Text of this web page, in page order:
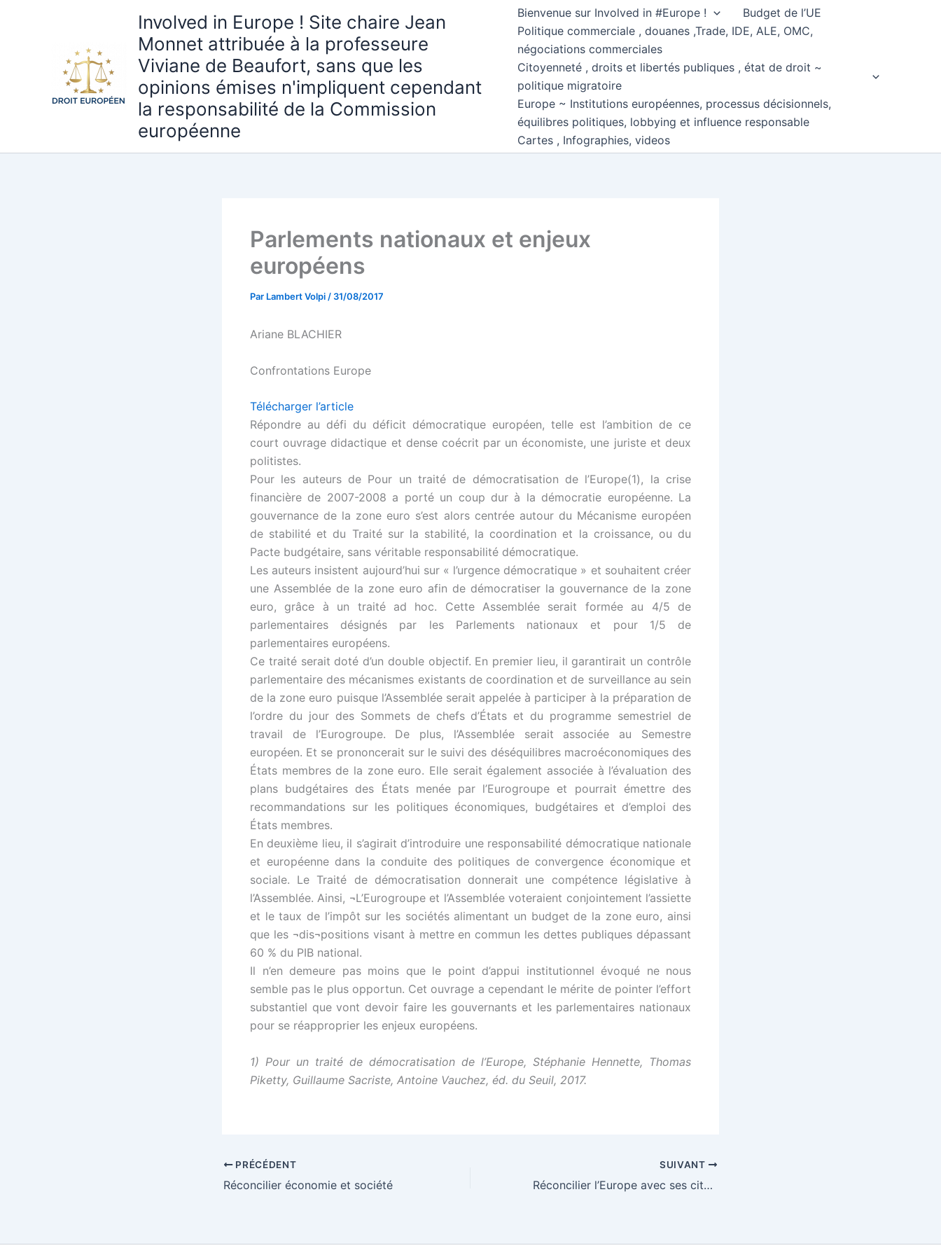
Involved in Europe ! Site chaire Jean
Monnet attribuée à la professeure
Viviane de Beaufort, sans que les
opinions émises n'impliquent cependant
la responsabilité de la Commission
européenne
Bienvenue sur Involved in #Europe !
Budget de l’UE
Politique commerciale , douanes ,Trade, IDE, ALE, OMC,
négociations commerciales
Citoyenneté , droits et libertés publiques , état de droit ~
politique migratoire
Europe ~ Institutions européennes, processus décisionnels,
équilibres politiques, lobbying et influence responsable
Cartes , Infographies, videos
Parlements nationaux et enjeux
européens
Par Lambert Volpi / 31/08/2017
Ariane BLACHIER
Confrontations Europe
Télécharger l’article
Répondre au défi du déficit démocratique européen, telle est l’ambition de ce
court ouvrage didactique et dense coécrit par un économiste, une juriste et deux
politistes.
Pour les auteurs de Pour un traité de démocratisation de l’Europe(1), la crise
financière de 2007-2008 a porté un coup dur à la démocratie européenne. La
gouvernance de la zone euro s’est alors centrée autour du Mécanisme européen
de stabilité et du Traité sur la stabilité, la coordination et la croissance, ou du
Pacte budgétaire, sans véritable responsabilité démocratique.
Les auteurs insistent aujourd’hui sur « l’urgence démocratique » et souhaitent créer
une Assemblée de la zone euro afin de démocratiser la gouvernance de la zone
euro, grâce à un traité ad hoc. Cette Assemblée serait formée au 4/5 de
parlementaires désignés par les Parlements nationaux et pour 1/5 de
parlementaires européens.
Ce traité serait doté d’un double objectif. En premier lieu, il garantirait un contrôle
parlementaire des mécanismes existants de coordination et de surveillance au sein
de la zone euro puisque l’Assemblée serait appelée à participer à la préparation de
l’ordre du jour des Sommets de chefs d’États et du programme semestriel de
travail de l’Eurogroupe. De plus, l’Assemblée serait associée au Semestre
européen. Et se prononcerait sur le suivi des déséquilibres macroéconomiques des
États membres de la zone euro. Elle serait également associée à l’évaluation des
plans budgétaires des États menée par l’Eurogroupe et pourrait émettre des
recommandations sur les politiques économiques, budgétaires et d’emploi des
États membres.
En deuxième lieu, il s’agirait d’introduire une responsabilité démocratique nationale
et européenne dans la conduite des politiques de convergence économique et
sociale. Le Traité de démocratisation donnerait une compétence législative à
l’Assemblée. Ainsi, ¬L’Eurogroupe et l’Assemblée voteraient conjointement l’assiette
et le taux de l’impôt sur les sociétés alimentant un budget de la zone euro, ainsi
que les ¬dis¬positions visant à mettre en commun les dettes publiques dépassant
60 % du PIB national.
Il n’en demeure pas moins que le point d’appui institutionnel évoqué ne nous
semble pas le plus opportun. Cet ouvrage a cependant le mérite de pointer l’effort
substantiel que vont devoir faire les gouvernants et les parlementaires nationaux
pour se réapproprier les enjeux européens.
1) Pour un traité de démocratisation de l’Europe, Stéphanie Hennette, Thomas
Piketty, Guillaume Sacriste, Antoine Vauchez, éd. du Seuil, 2017.
PRÉCÉDENT
Réconcilier économie et société
SUIVANT
Réconcilier l’Europe avec ses citoyens